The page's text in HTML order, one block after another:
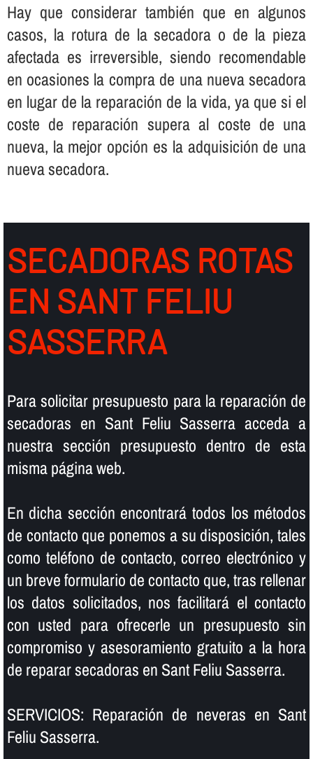
Hay que considerar también que en algunos
casos, la rotura de la secadora o de la pieza
afectada es irreversible, siendo recomendable
en ocasiones la compra de una nueva secadora
en lugar de la reparación de la vida, ya que si el
coste de reparación supera al coste de una
nueva, la mejor opción es la adquisición de una
nueva secadora.
SECADORAS ROTAS
EN SANT FELIU
SASSERRA
Para solicitar presupuesto para la reparación de
secadoras en Sant Feliu Sasserra acceda a
nuestra sección presupuesto dentro de esta
misma página web.
En dicha sección encontrará todos los métodos
de contacto que ponemos a su disposición, tales
como teléfono de contacto, correo electrónico y
un breve formulario de contacto que, tras rellenar
los datos solicitados, nos facilitará el contacto
con usted para ofrecerle un presupuesto sin
compromiso y asesoramiento gratuito a la hora
de reparar secadoras en Sant Feliu Sasserra.
SERVICIOS: Reparación de neveras en Sant
Feliu Sasserra.